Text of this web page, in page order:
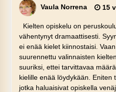
Vaula Norrena 15
Kielten opiskelu on
vähentynyt dramaattisesti.
ei enää kielet kiinnostaisi.
suurennettu valinnaisten
suuriksi, ettei tarvittavaa
kielille enää löydykään. Eniten
jotka haluaisivat opiskella